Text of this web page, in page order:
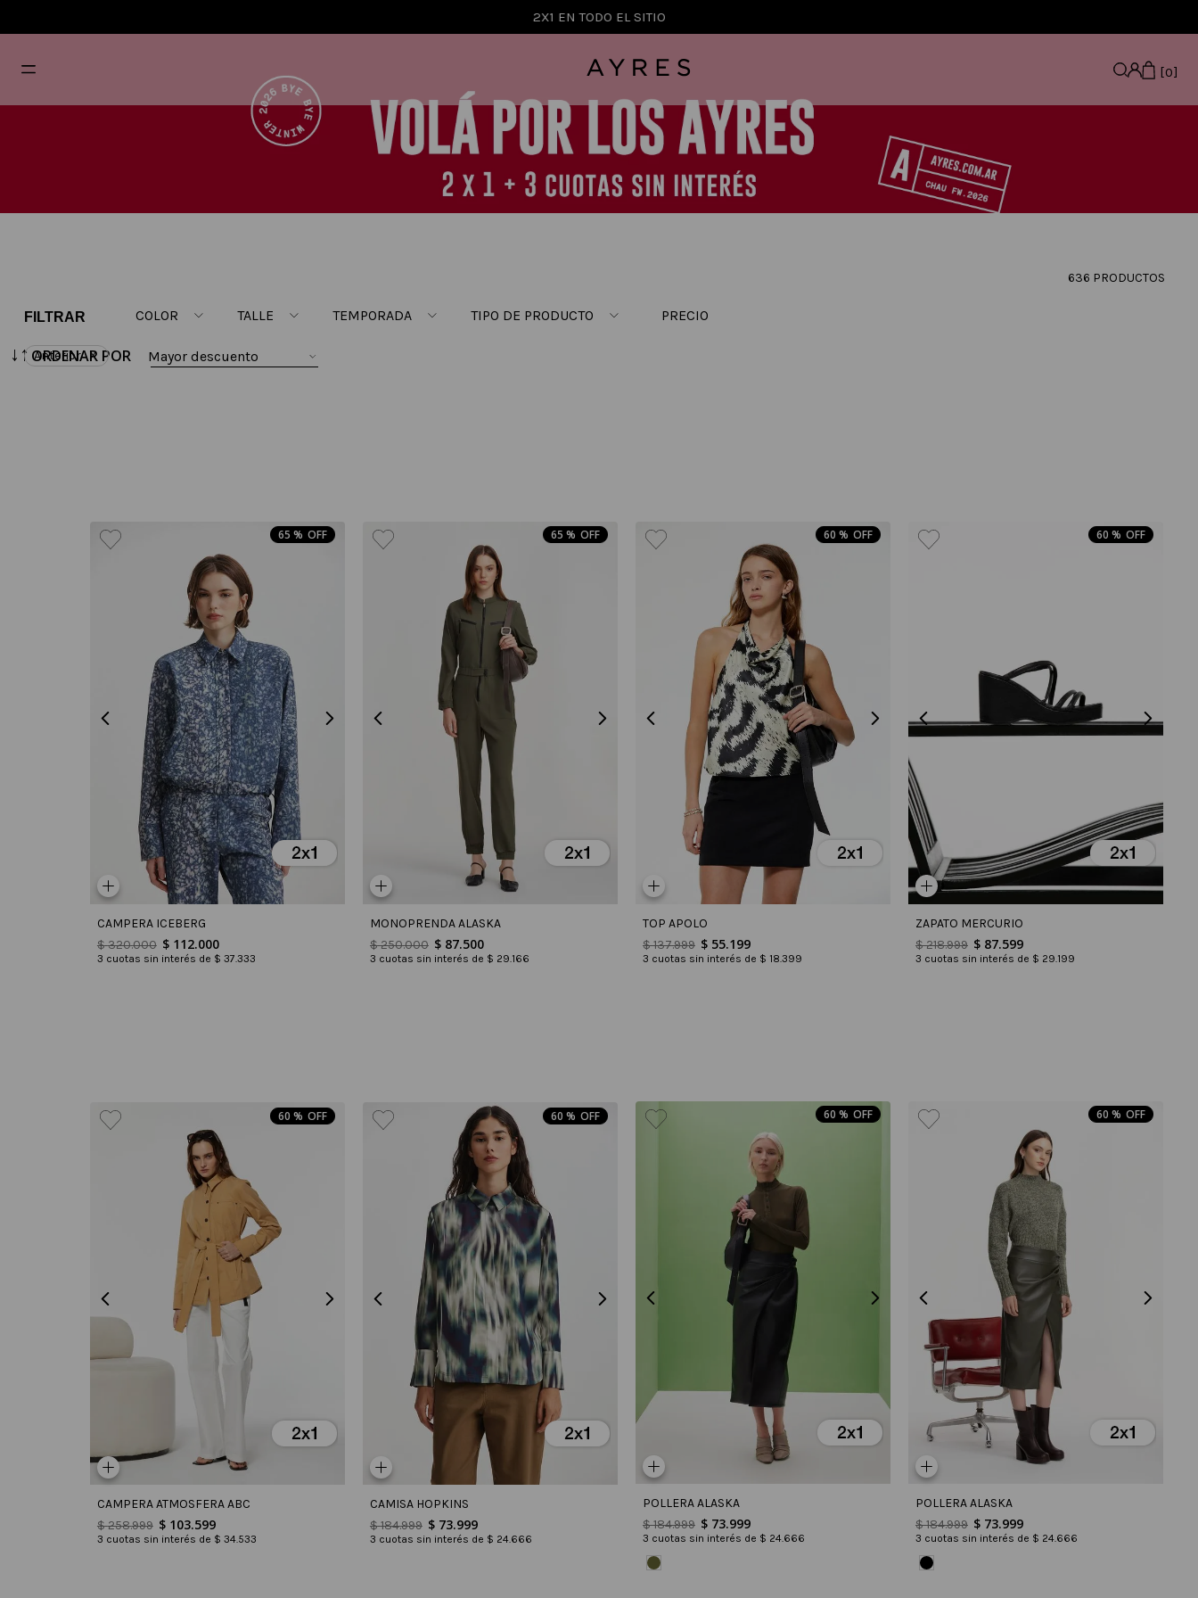
2X1 EN TODO EL SITIO
0
636 PRODUCTOS
Anterior
COLOR
AMARILLO
Multicolor
NARANJA
NEGRO
Rojo
TALLE
24
36
37
TEMPORADA TIPO DE PRODUCTO
BOMBER
BOTA
BUFANDA
BUZO
CALZA
PRECIO
ORDENAR POR Mayor descuento
CAMPERA ICEBERG
$320.000 $ 112.000
65 %
3 cuotas sin interés de $ 37 333
MONOPRENDA ALASKA
$250.000 $ 87.500
65 %
3 cuotas sin interés de $ 29 166
TOP APOLO
$137.999 $ 55.199
60 %
3 cuotas sin interés de $ 18 399
ZAPATO MERCURIO
$218.999 $ 87.599
60 %
3 cuotas sin interés de $ 29 199
CAMPERA ATMOSFERA ABC
$258.999 $ 103.599
60 %
3 cuotas sin interés de $ 34.533
CAMISA HOPKINS
$184.999 $ 73.999
60 %
3 cuotas sin interés de $ 24.666
POLLERA ALASKA
$184.999 $ 73.999
60 %
3 cuotas sin interés de $ 24. 666
POLLERA ALASKA
$184.999 $ 73.999
60 %
3 cuotas sin interés de $ 24 666